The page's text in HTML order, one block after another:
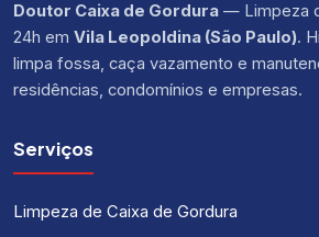
Doutor Caixa de Gordura — Limpeza
24h em Vila Leopoldina (São Paulo).
limpa fossa, caça vazamento e
residências, condomínios e empresas.
Serviços
Limpeza de Caixa de Gordura